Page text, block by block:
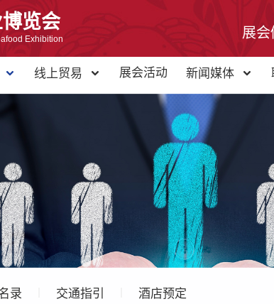
览会
Exhibition 展
线上贸易 展会活动 新闻媒体
录 交通指引 酒店预定